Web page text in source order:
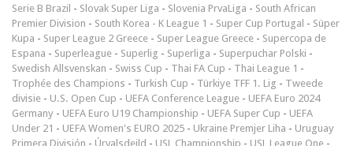
Serie B Brazil - Slovak Super Liga - Slovenia PrvaLiga - South African
Premier Division - South Korea - K League 1 - Super Cup Portugal - Süper
Kupa - Super League 2 Greece - Super League Greece - Supercopa de
Espana - Superleague - Superlig - Superliga - Superpuchar Polski -
Swedish Allsvenskan - Swiss Cup - Thai FA Cup - Thai League 1 -
Trophée des Champions - Turkish Cup - Türkiye TFF 1. Lig - Tweede
divisie - U.S. Open Cup - UEFA Conference League - UEFA Euro 2024
Germany - UEFA Euro U19 Championship - UEFA Super Cup - UEFA
Under 21 - UEFA Women's EURO 2025 - Ukraine Premjer Liha - Uruguay
Primera División - Úrvalsdeild - USL Championship - USL League One -